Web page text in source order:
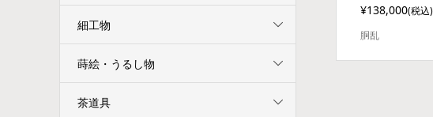
¥138,000(税込)
胴乱
細工物
蒔絵・うるし物
茶道具